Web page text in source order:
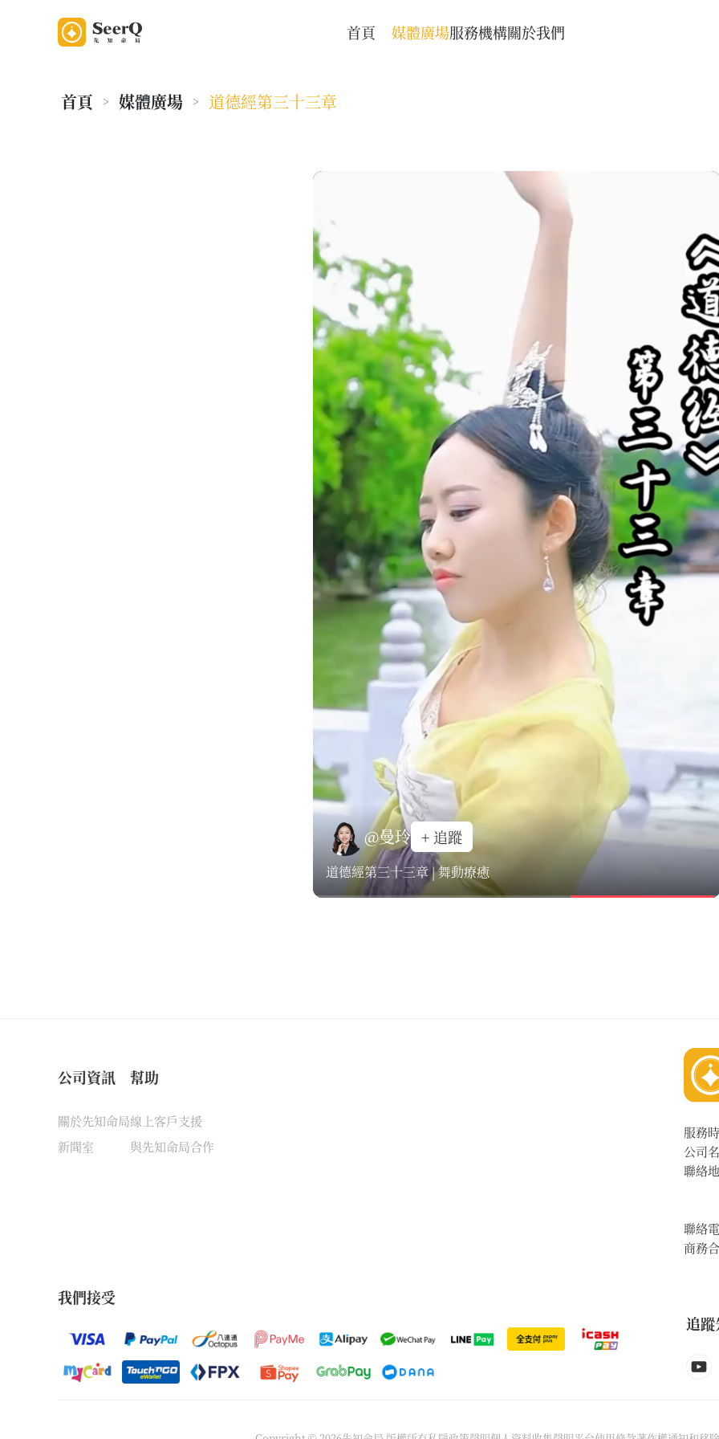
首頁 媒體廣場服務機構關於我們
首頁 > 媒體廣場 > 道德經第三十三章
@曼玲 + 追蹤
道德經第三十三章 | 舞動療癒
公司資訊
關於先知命局
新聞室
幫助
線上客戶支援
與先知命局合作
服務
公司
聯絡
聯絡
商務
我們接受
追